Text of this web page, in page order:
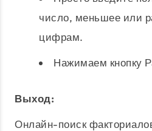
число, меньшее или
цифрам.
Нажимаем кнопку
Выход:
Онлайн-поиск